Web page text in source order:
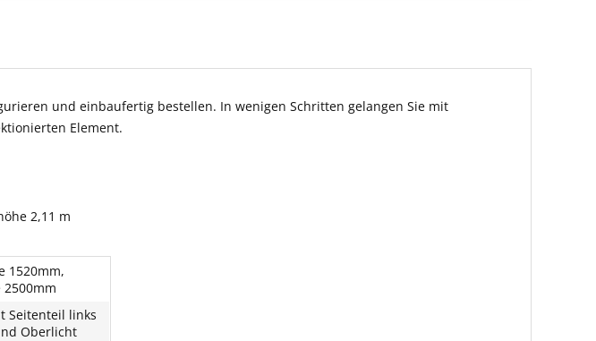
und einbaufertig bestellen. In wenigen Schritten gelangen Sie mit
Element.
2,11 m
1520mm,
2500mm
Seitenteil links
Oberlicht